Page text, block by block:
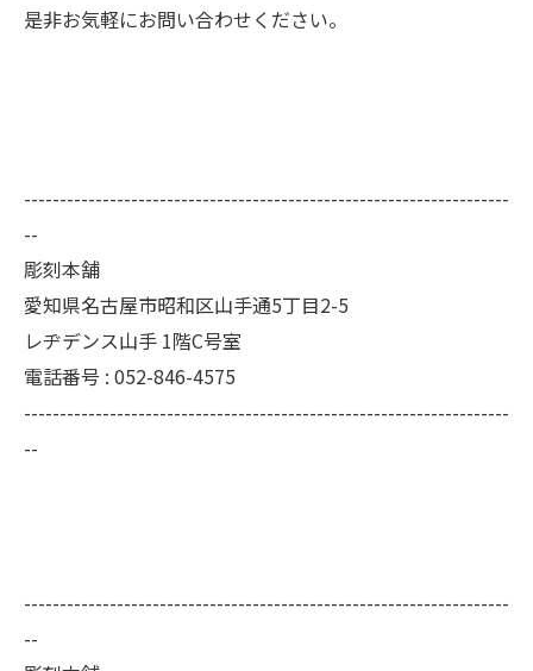
是非お気軽にお問い合わせください。
--------------------------------------------------------------------
--
彫刻本舗
愛知県名古屋市昭和区山手通5丁目2-5
レヂデンス山手 1階C号室
電話番号 : 052-846-4575
--------------------------------------------------------------------
--
--------------------------------------------------------------------
--